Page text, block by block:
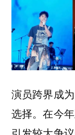
演员跨界成
选择。在今